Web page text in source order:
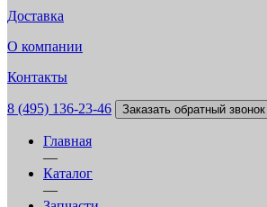
Доставка
О компании
Контакты
8 (495) 136-23-46 Заказать обратный звонок
Главная
—
Каталог
—